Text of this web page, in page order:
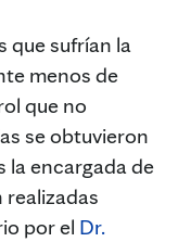
que sufrían la
menos de
que no
se obtuvieron
la encargada de
realizadas
por el Dr.